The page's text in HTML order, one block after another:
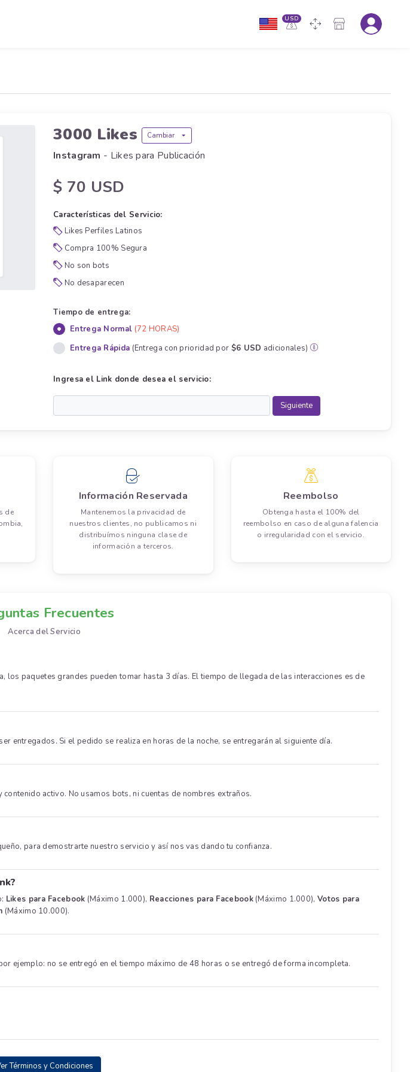
USD
3000 Likes Cambiar
Instagram - Likes para Publicación
$ 70 USD
Características del Servicio:
Likes Perfiles Latinos
Compra 100% Segura
No son bots
No desaparecen
Tiempo de entrega:
Entrega Normal (72 HORAS)
Entrega Rápida (Entrega con prioridad por $6 USD adicionales)
Ingresa el Link donde desea el servicio:
de
Información Reservada
Mantenemos la privacidad de
nuestros clientes, no publicamos ni
distribuímos ninguna clase de
información a terceros.
Reembolso
Obtenga hasta el 100% del
reembolso en caso de alguna falencia
o irregularidad con el servicio.
Frecuentes
Acerca del Servicio
paquetes grandes pueden tomar hasta 3 días. El tiempo de llegada de las interacciones es de
entregados. Si el pedido se realiza en horas de la noche, se entregarán al siguiente día.
activo. No usamos bots, ni cuentas de nombres extraños.
para demostrarte nuestro servicio y así nos vas dando tu confianza.
Likes para Facebook (Máximo 1.000), Reacciones para Facebook(Máximo 1.000), Votos para
(Máximo 10.000).
ejemplo: no se entregó en el tiempo máximo de 48 horas o se entregó de forma incompleta.
Términos y Condiciones